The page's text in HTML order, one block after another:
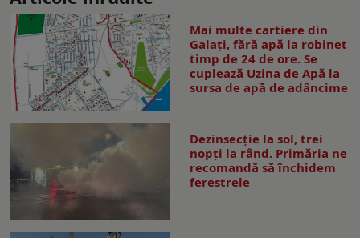
Mai multe cartiere din
Galați, fără apă la robinet
timp de 24 de ore. Se
cuplează Uzina de Apă la
sursa de apă de adâncime
Dezinsecţie la sol, trei
nopţi la rând. Primăria ne
recomandă să închidem
ferestrele